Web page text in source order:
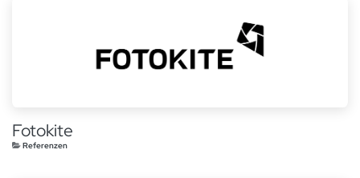
Fotokite
Referenzen